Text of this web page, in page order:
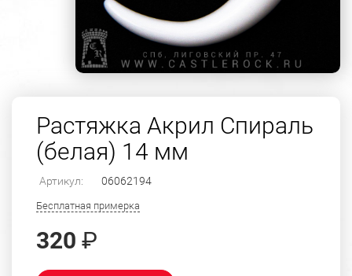
Растяжка Акрил Спираль
(белая) 14 мм
Артикул: 06062194
Бесплатная примерка
320 ₽